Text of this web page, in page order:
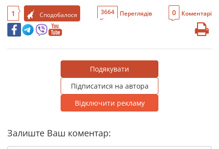
1 Сподобалося 3664 Переглядів 0 Коментарі
Подякувати
Підписатися на автора
Відключити рекламу
Залиште Ваш коментар: